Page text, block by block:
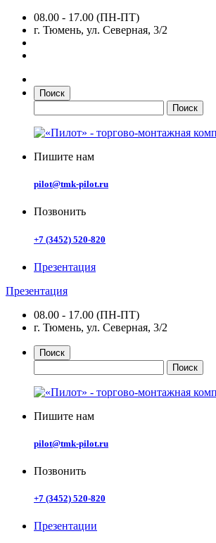
08.00 - 17.00 (ПН-ПТ)
г. Тюмень, ул. Северная, 3/2
Поиск
Пишите нам
pilot@tmk-pilot.ru
Позвонить
+7 (3452) 520-820
Презентация
Презентация
08.00 - 17.00 (ПН-ПТ)
г. Тюмень, ул. Северная, 3/2
Поиск
Пишите нам
pilot@tmk-pilot.ru
Позвонить
+7 (3452) 520-820
Презентации